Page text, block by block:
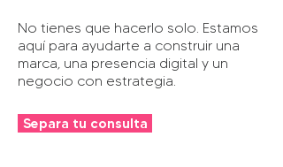
No tienes que hacerlo solo. Estamos
aquí para ayudarte a construir una
marca, una presencia digital y un
negocio con estrategia.
Separa tu consulta